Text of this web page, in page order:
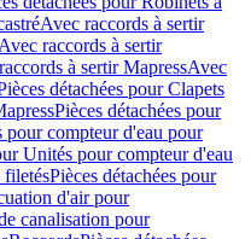
Avec raccords à sertir
Avec raccords à sertir
à sertir MapressAvec
détachées pour Clapets
Pièces détachées pour
pour compteur d'eau pour
Unités pour compteur d'eau
filetésPièces détachées pour
d'air pour
canalisation pour